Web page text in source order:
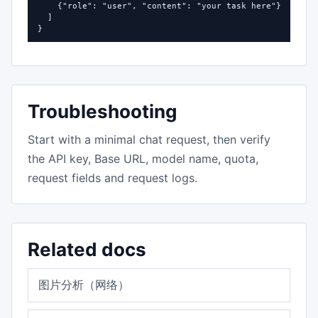
    {"role": "user", "content": "your task here"}
  ]
}
Troubleshooting
Start with a minimal chat request, then verify
the API key, Base URL, model name, quota,
request fields and request logs.
Related docs
图片分析（网络）